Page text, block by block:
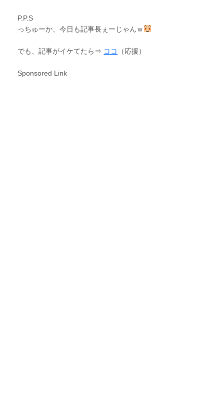
P.P.S
っちゅーか、今日も記事長ぇーじゃんｗ
でも、記事がイケてたら⇒ ココ （応援）
Sponsored Link